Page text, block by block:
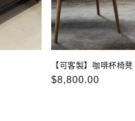
【可客製】咖啡杯椅凳
定
$8,800.00